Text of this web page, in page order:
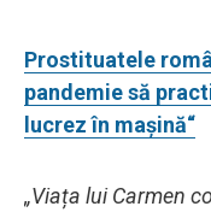
Prostituatele
pandemie să
lucrez în mașină“
„Viața lui Carmen